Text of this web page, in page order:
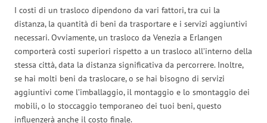
I costi di un trasloco dipendono da vari fattori, tra cui la
distanza, la quantità di beni da trasportare e i servizi aggiuntivi
necessari. Ovviamente, un trasloco da Venezia a Erlangen
comporterà costi superiori rispetto a un trasloco all’interno della
stessa città, data la distanza significativa da percorrere. Inoltre,
se hai molti beni da traslocare, o se hai bisogno di servizi
aggiuntivi come l’imballaggio, il montaggio e lo smontaggio dei
mobili, o lo stoccaggio temporaneo dei tuoi beni, questo
influenzerà anche il costo finale.